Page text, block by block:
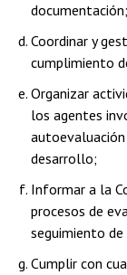
documentación;
Coordinar y
cumplimiento
Organizar
los agentes
desarrollo;
Informar a la
procesos de
seguimiento
Cumplir con